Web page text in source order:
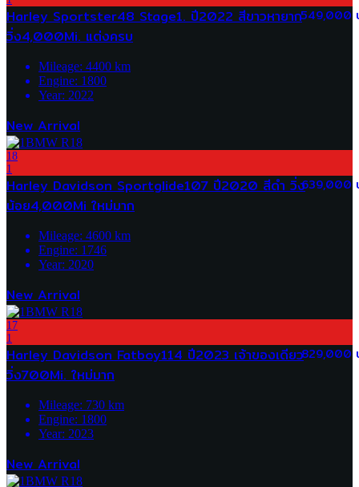
549,000
Harley Sportster48 Stage1. ปี2022 สีขาวหายาก
วิ่ง4,000Mi. แต่งครบ
Mileage: 4400 km
Engine: 1800
Year: 2022
New Arrival
18
1
639,000
Harley Davidson Sportglide107 ปี2020 สีดำ วิ่ง
น้อย4,000Mi ใหม่มาก
Mileage: 4600 km
Engine: 1746
Year: 2020
New Arrival
17
1
829,000
Harley Davidson Fatboy114 ปี2023 เจ้าของเดียว
วิ่ง700Mi. ใหม่มาก
Mileage: 730 km
Engine: 1800
Year: 2023
New Arrival